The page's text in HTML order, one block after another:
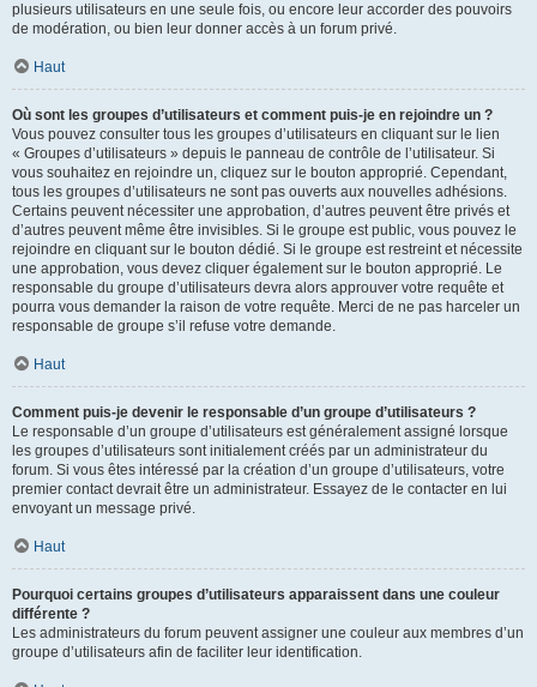
plusieurs utilisateurs en une seule fois, ou encore leur accorder des pouvoirs
de modération, ou bien leur donner accès à un forum privé.
Haut
Où sont les groupes d’utilisateurs et comment puis-je en rejoindre un ?
Vous pouvez consulter tous les groupes d’utilisateurs en cliquant sur le lien
« Groupes d’utilisateurs » depuis le panneau de contrôle de l’utilisateur. Si
vous souhaitez en rejoindre un, cliquez sur le bouton approprié. Cependant,
tous les groupes d’utilisateurs ne sont pas ouverts aux nouvelles adhésions.
Certains peuvent nécessiter une approbation, d’autres peuvent être privés et
d’autres peuvent même être invisibles. Si le groupe est public, vous pouvez le
rejoindre en cliquant sur le bouton dédié. Si le groupe est restreint et nécessite
une approbation, vous devez cliquer également sur le bouton approprié. Le
responsable du groupe d’utilisateurs devra alors approuver votre requête et
pourra vous demander la raison de votre requête. Merci de ne pas harceler un
responsable de groupe s’il refuse votre demande.
Haut
Comment puis-je devenir le responsable d’un groupe d’utilisateurs ?
Le responsable d’un groupe d’utilisateurs est généralement assigné lorsque
les groupes d’utilisateurs sont initialement créés par un administrateur du
forum. Si vous êtes intéressé par la création d’un groupe d’utilisateurs, votre
premier contact devrait être un administrateur. Essayez de le contacter en lui
envoyant un message privé.
Haut
Pourquoi certains groupes d’utilisateurs apparaissent dans une couleur
différente ?
Les administrateurs du forum peuvent assigner une couleur aux membres d’un
groupe d’utilisateurs afin de faciliter leur identification.